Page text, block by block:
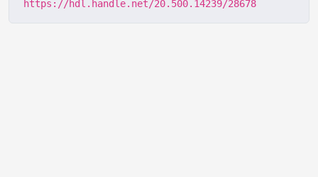
https://hdl.handle.net/20.500.14239/28678